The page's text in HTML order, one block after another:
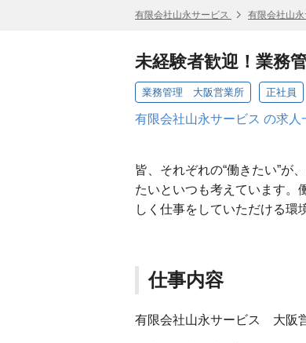
有限会社山永サービス 有限会社山
未経験者歓迎！業務
業務管理 大阪営業所 正社員
有限会社山永サービス の求人
皆、それぞれの“働きたい”が
たいといつも考えています。
しく仕事をしていただける環
仕事内容
有限会社山永サービス 大阪